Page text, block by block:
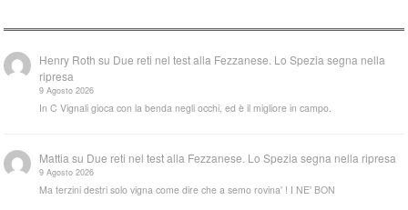
Henry Roth su Due reti nel test alla Fezzanese. Lo Spezia segna nella
ripresa
9 Agosto 2026
In C Vignali gioca con la benda negli occhi, ed è il migliore in campo.
Mattia su Due reti nel test alla Fezzanese. Lo Spezia segna nella ripresa
9 Agosto 2026
Ma terzini destri solo vigna come dire che a semo rovina' ! I NE' BON